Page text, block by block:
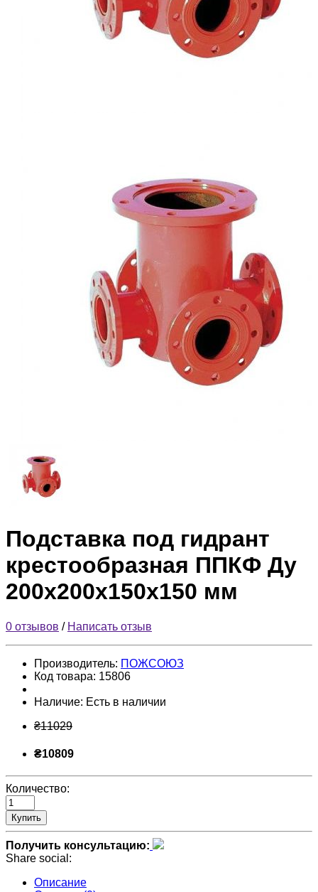
Подставка под гидрант
крестообразная ППКФ Ду
200х200х150х150 мм
0 отзывов / Написать отзыв
Производитель: ПОЖСОЮЗ
Код товара: 15806
Наличие: Есть в наличии
₴11029
₴10809
Количество:
Купить
Получить консультацию:
Share social:
Описание